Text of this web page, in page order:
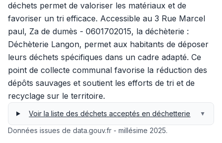
déchets permet de valoriser les matériaux et de
favoriser un tri efficace. Accessible au 3 Rue Marcel
paul, Za de dumès - 0601702015, la déchèterie :
Déchèterie Langon, permet aux habitants de déposer
leurs déchets spécifiques dans un cadre adapté. Ce
point de collecte communal favorise la réduction des
dépôts sauvages et soutient les efforts de tri et de
recyclage sur le territoire.
Voir la liste des déchets acceptés en déchetterie ▼
Données issues de data.gouv.fr - millésime 2025.